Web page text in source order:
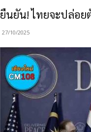
ยืนยัน! ไทยจะปล่อย
27/10/2025